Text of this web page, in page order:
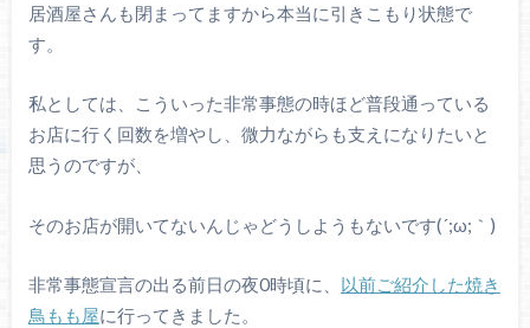
居酒屋さんも閉まってますから本当に引きこもり状態で
す。
私としては、こういった非常事態の時ほど普段通っている
お店に行く回数を増やし、微力ながらも支えになりたいと
思うのですが、
そのお店が開いてないんじゃどうしようもないです(´;ω;｀)
非常事態宣言の出る前日の夜0時頃に、
以前ご紹介した焼き
鳥もも屋に行ってきました。